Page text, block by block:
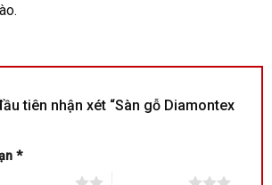
tiên nhận xét “Sàn gỗ Diamontex
*